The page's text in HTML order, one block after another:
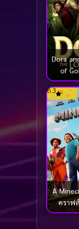
Dora
of
เมือง
6.3
A
คราฟ